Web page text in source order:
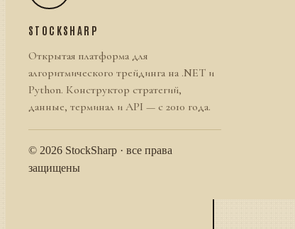
STOCKSHARP
Открытая платформа для
алгоритмического трейдинга на .NET и
Python. Конструктор стратегий,
данные, терминал и API — с 2010 года.
© 2026 StockSharp · все права
защищены